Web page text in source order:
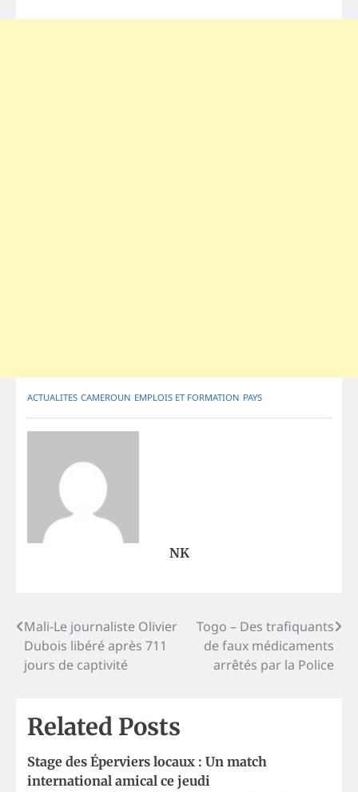
ACTUALITES CAMEROUN EMPLOIS ET FORMATION PAYS
NK
Post
navigation
Mali-Le journaliste Olivier
Dubois libéré après 711
jours de captivité
Togo – Des trafiquants
de faux médicaments
arrêtés par la Police
Related Posts
Stage des Éperviers locaux : Un match
international amical ce jeudi